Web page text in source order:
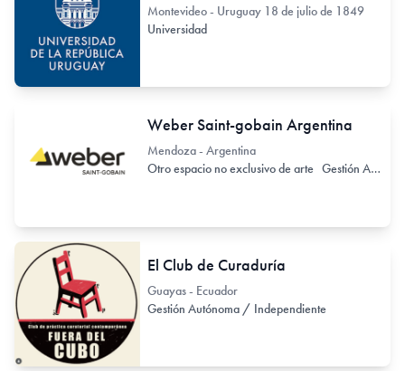
Montevideo - Uruguay 18 de julio de 1849
Universidad
Weber Saint-gobain Argentina
Mendoza - Argentina
Otro espacio no exclusivo de arte Gestión Autónoma / Independiente
El Club de Curaduría
Guayas - Ecuador
Gestión Autónoma / Independiente